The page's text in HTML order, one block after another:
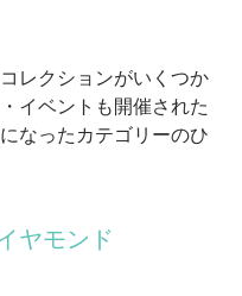
レクションがいくつか
イベントも開催された
なったカテゴリーのひ
ヤモンド